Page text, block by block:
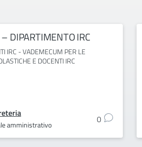
DIPARTIMENTO IRC
IRC - VADEMECUM PER LE
E DOCENTI IRC
amministrativo 0